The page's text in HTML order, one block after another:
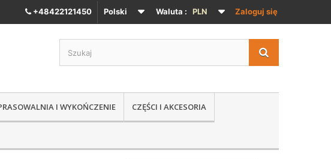
Zaloguj się
Waluta : PLN
Polski
+48422121450
I WYKOŃCZENIE CZĘŚCI I AKCESORIA